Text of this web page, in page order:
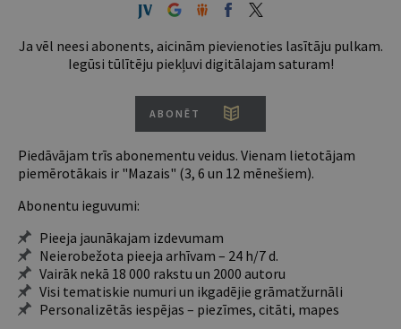
Ja vēl neesi abonents, aicinām pievienoties lasītāju pulkam.
Iegūsi tūlītēju piekļuvi digitālajam saturam!
ABONĒT
Piedāvājam trīs abonementu veidus. Vienam lietotājam
piemērotākais ir "Mazais" (3, 6 un 12 mēnešiem).
Abonentu ieguvumi:
Pieeja jaunākajam izdevumam
Neierobežota pieeja arhīvam – 24 h/7 d.
Vairāk nekā 18 000 rakstu un 2000 autoru
Visi tematiskie numuri un ikgadējie grāmatžurnāli
Personalizētās iespējas – piezīmes, citāti, mapes